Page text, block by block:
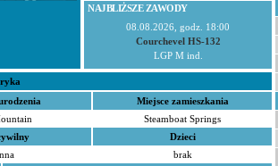
NAJBLIŻSZE ZAWODY
08.08.2026, godz. 18:00
Courchevel HS-132
LGP M ind.
Miejsce zamieszkania
Steamboat Springs
Dzieci
brak